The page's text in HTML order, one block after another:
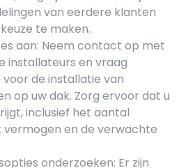
van eerdere klanten
te maken.
aan: Neem contact op met
installateurs en vraag
de installatie van
op uw dak. Zorg ervoor dat u
inclusief het aantal
vermogen en de verwachte
onderzoeken: Er zijn